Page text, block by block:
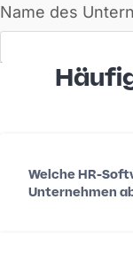
Welche HR-
Unternehmen